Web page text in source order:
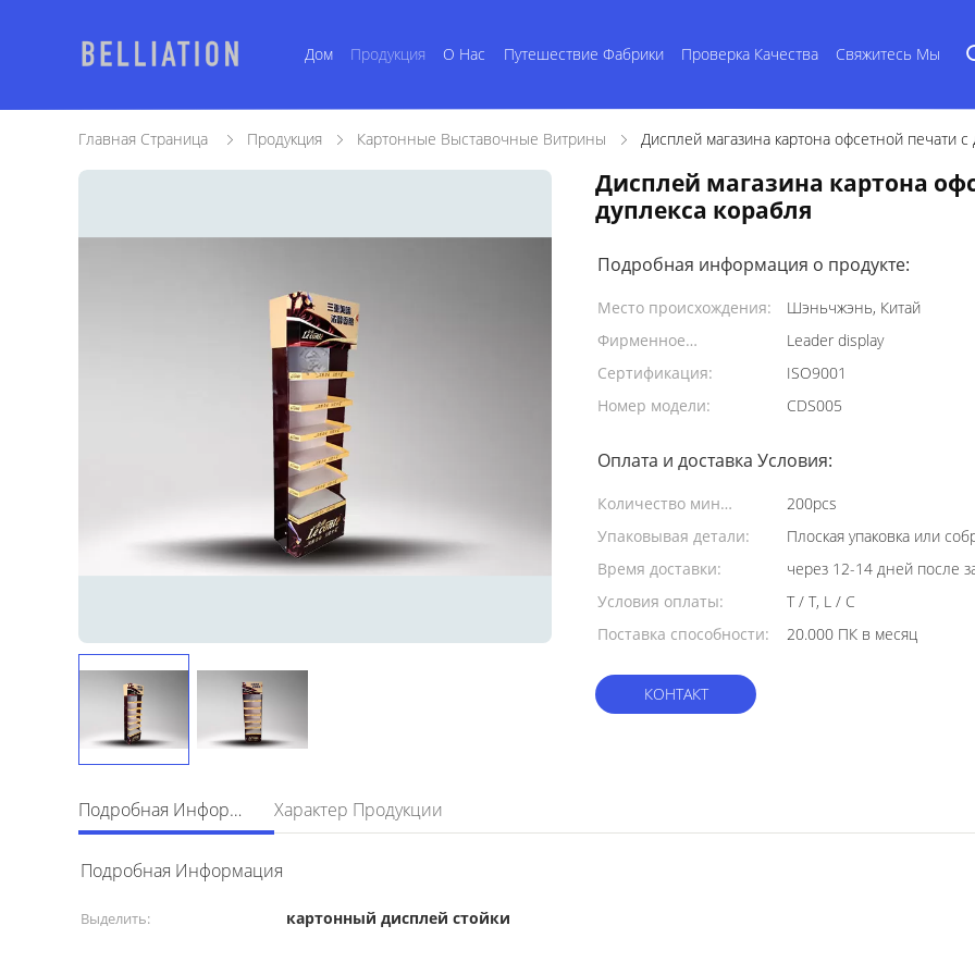
Дом Продукция О Нас Путешествие Фабрики Проверка Качества Свяжитесь Мы
Главная Страница Продукция Картонные Выставочные Витрины Дисплей магазина картона офсетной печати с
Дисплей магазина картона
дуплекса корабля
Подробная информация о продукте:
Место происхождения:
Шэньчжэнь, Китай
Фирменное
наименование:
Leader display
Сертификация:
ISO9001
Номер модели:
CDS005
Оплата и доставка Условия:
Количество мин
заказа:
200pcs
Упаковывая детали:
Плоская упаковка или
Время доставки:
через 12-14 дней после
Условия оплаты:
T / T, L / C
Поставка способности:
20.000 ПК в месяц
КОНТАКТ
Подробная Информация Характер Продукции
Подробная Информация
Выделить: картонный дисплей стойки